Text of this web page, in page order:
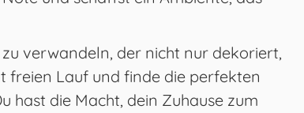
verwandeln, der nicht nur dekoriert,
freien Lauf und finde die perfekten
hast die Macht, dein Zuhause zum